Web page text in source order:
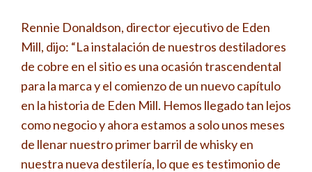
Rennie Donaldson, director ejecutivo de Eden
Mill, dijo: “La instalación de nuestros destiladores
de cobre en el sitio es una ocasión trascendental
para la marca y el comienzo de un nuevo capítulo
en la historia de Eden Mill. Hemos llegado tan lejos
como negocio y ahora estamos a solo unos meses
de llenar nuestro primer barril de whisky en
nuestra nueva destilería, lo que es testimonio de